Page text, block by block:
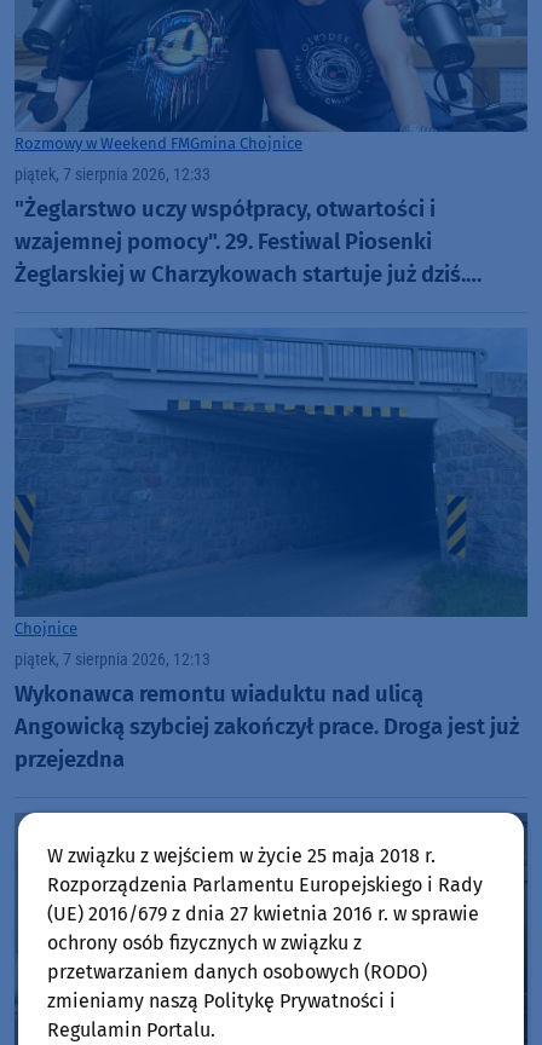
Rozmowy w Weekend FMGmina Chojnice
piątek, 7 sierpnia 2026, 12:33
"Żeglarstwo uczy współpracy, otwartości i
wzajemnej pomocy". 29. Festiwal Piosenki
Żeglarskiej w Charzykowach startuje już dziś.
Chojnice
piątek, 7 sierpnia 2026, 12:13
Wykonawca remontu wiaduktu nad ulicą
Angowicką szybciej zakończył prace. Droga jest już
przejezdna
W związku z wejściem w życie 25 maja 2018 r.
Rozporządzenia Parlamentu Europejskiego i Rady
(UE) 2016/679 z dnia 27 kwietnia 2016 r. w sprawie
ochrony osób fizycznych w związku z
przetwarzaniem danych osobowych (RODO)
zmieniamy naszą Politykę Prywatności i
Regulamin Portalu.